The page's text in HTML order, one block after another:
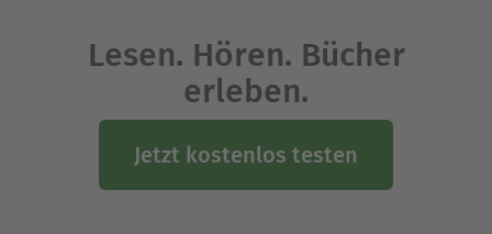
Lesen. Hören. Bücher
erleben.
Jetzt kostenlos testen